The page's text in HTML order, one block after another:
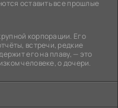
оставить все прошлые
корпорации. Его
встречи, редкие
его на плаву, — это
человеке, о дочери.